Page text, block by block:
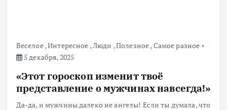
Веселое,Интересное ,Люди ,Полезное, Самое разное
5 декабря, 2025
«Этот гороскоп изменит твоё
представление о мужчинах навсегда!»
Да-да, и мужчины далеко не ангелы! Если ты думала, что